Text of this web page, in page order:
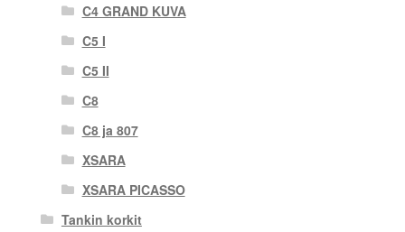
C4 GRAND KUVA
C5 I
C5 II
C8
C8 ja 807
XSARA
XSARA PICASSO
Tankin korkit